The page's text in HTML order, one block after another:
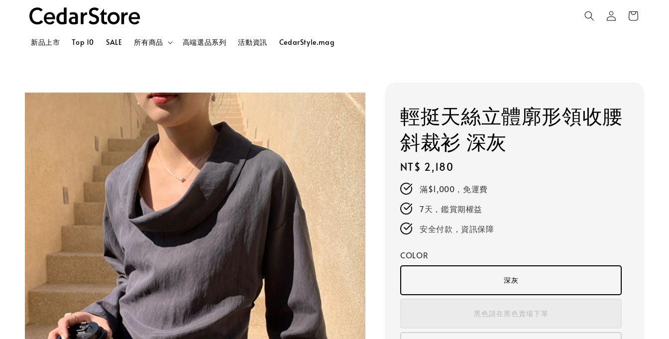
新品上市 Top 10 SALE 所有商品 高端選品系列 活動資訊 CedarStyle.mag
輕挺天絲立體廓形領收腰
斜裁衫 深灰
Regular
price
NT$ 2,180
滿$1,000，免運費
7天，鑑賞期權益
安全付款，資訊保障
COLOR
深灰
黑色請在黑色賣場下單